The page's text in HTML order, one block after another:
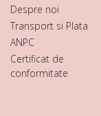
Despre noi
Transport si Plata
ANPC
Certificat de
conformitate